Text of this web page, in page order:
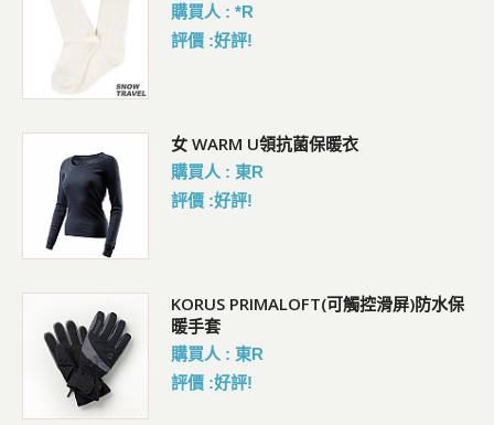
購買人 : *R
評價 :好評!
女 WARM U領抗菌保暖衣
購買人 : 東R
評價 :好評!
KORUS PRIMALOFT(可觸控滑屏)防水保
暖手套
購買人 : 東R
評價 :好評!